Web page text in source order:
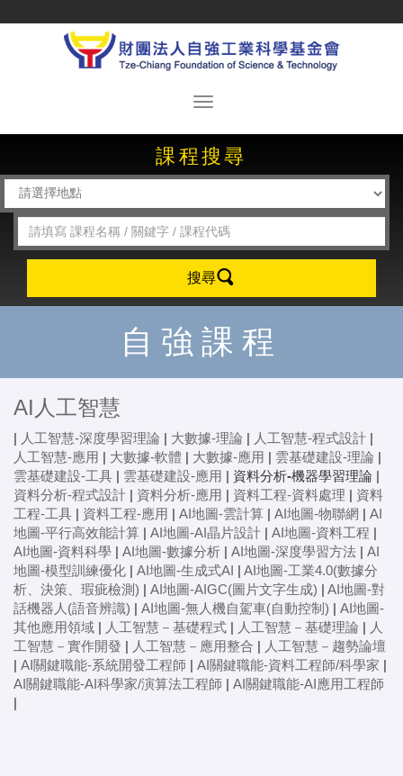
課程搜尋
搜尋
自強課程
AI人工智慧
| 人工智慧-深度學習理論 | 大數據-理論 | 人工智慧-程式設計 |
人工智慧-應用 | 大數據-軟體 | 大數據-應用 | 雲基礎建設-理論 |
雲基礎建設-工具 | 雲基礎建設-應用 | 資料分析-機器學習理論 |
資料分析-程式設計 | 資料分析-應用 | 資料工程-資料處理 | 資料
工程-工具 | 資料工程-應用 | AI地圖-雲計算 | AI地圖-物聯網 | AI
地圖-平行高效能計算 | AI地圖-AI晶片設計 | AI地圖-資料工程 |
AI地圖-資料科學 | AI地圖-數據分析 | AI地圖-深度學習方法 | AI
地圖-模型訓練優化 | AI地圖-生成式AI | AI地圖-工業4.0(數據分
析、決策、瑕疵檢測) | AI地圖-AIGC(圖片文字生成) | AI地圖-對
話機器人(語音辨識) | AI地圖-無人機自駕車(自動控制) | AI地圖-
其他應用領域 | 人工智慧－基礎程式 | 人工智慧－基礎理論 | 人
工智慧－實作開發 | 人工智慧－應用整合 | 人工智慧－趨勢論壇
| AI關鍵職能-系統開發工程師 | AI關鍵職能-資料工程師/科學家 |
AI關鍵職能-AI科學家/演算法工程師 | AI關鍵職能-AI應用工程師
|